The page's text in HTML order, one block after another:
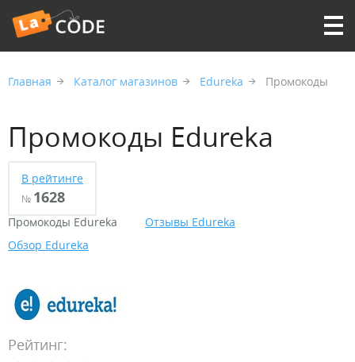
Главная Каталог магазинов Edureka Промокоды
Промокоды Edureka
В рейтинге
№ 1628
Промокоды Edureka
Отзывы Edureka
Обзор Edureka
Рейтинг: